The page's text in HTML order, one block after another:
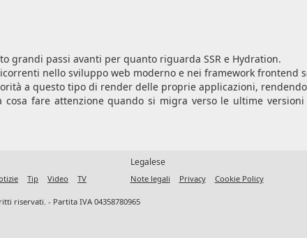
grandi passi avanti per quanto riguarda SSR e Hydration.
nello sviluppo web moderno e nei framework frontend
a questo tipo di render delle proprie applicazioni, rendendo
cosa fare attenzione quando si migra verso le ultime
Tip Video TV
Legalese
Note legali Privacy Cookie Policy
riservati. - Partita IVA 04358780965